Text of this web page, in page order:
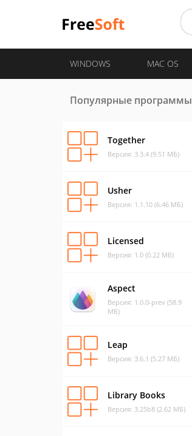
WINDOWS MAC OS
Популярные программы
Together
Версия: 3.3.4 (9.51 МБ)
Usher
Версия: 1.1.10 (6.46 МБ)
Licensed
Версия: 1.0 (0.22 МБ)
Aspect
Версия: 1.0.0-prev (58.9
МБ)
Leap
Версия: 3.6.1 (5.27 МБ)
Library Books
Версия: 3.25b8 (2.62 МБ)